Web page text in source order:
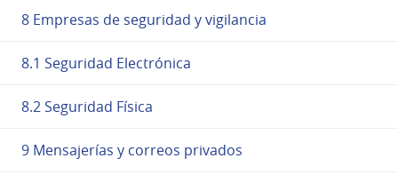
8 Empresas de seguridad y vigilancia
8.1 Seguridad Electrónica
8.2 Seguridad Física
9 Mensajerías y correos privados